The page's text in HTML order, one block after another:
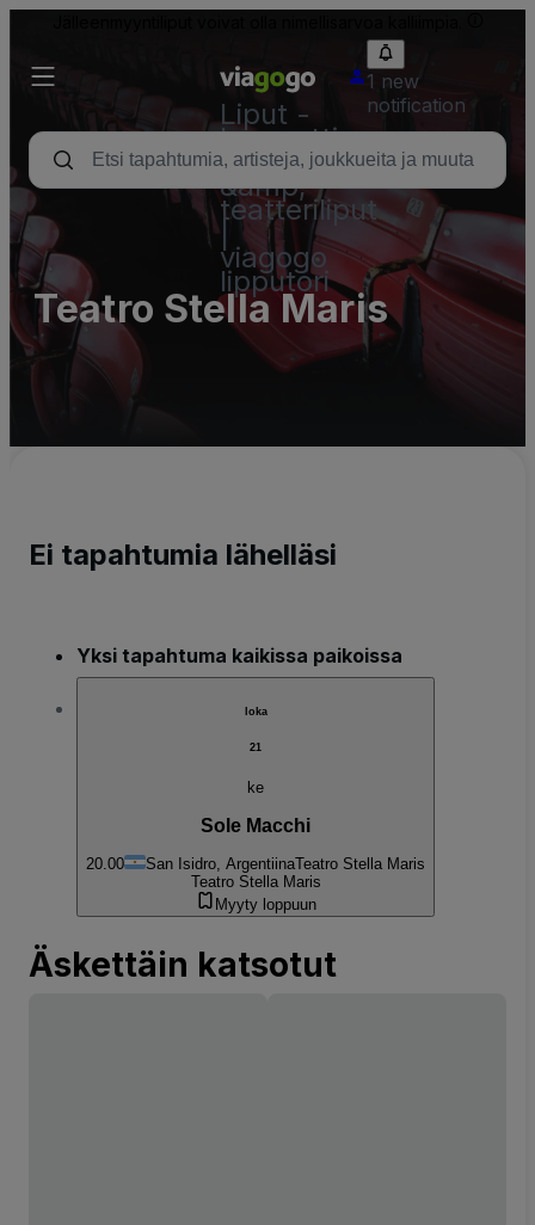
Liput -
konsertti,
urheilu
&amp;
teatteriliput
viagogo
lipputori
1 new
notification
Teatro Stella Maris
Ei tapahtumia lähelläsi
Yksi tapahtuma kaikissa paikoissa
loka
21
ke
Sole Macchi
20.00 San Isidro, ArgentiinaTeatro Stella Maris
Teatro Stella Maris
Myyty loppuun
Äskettäin katsotut